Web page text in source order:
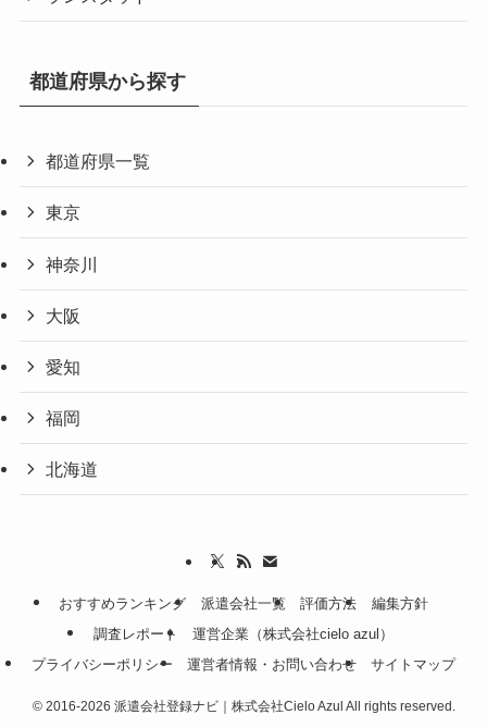
都道府県から探す
都道府県一覧
東京
神奈川
大阪
愛知
福岡
北海道
おすすめランキング 派遣会社一覧 評価方法
編集方針
調査レポート
運営企業（株式会社cielo azul）
プライバシーポリシー
運営者情報・お問い合わせ サイトマップ
©2016-2026 派遣会社登録ナビ｜株式会社Cielo Azul All rights reserved.